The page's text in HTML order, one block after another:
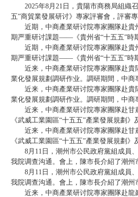
2025年8月21日，貴陽市商務局組織召
五”商貿業發展研讨》專家評審會，評審專
近期，中商產業研讨院專家團隊赴貴
期严重研讨課題——《貴州省“十五五”時
近期，中商產業研讨院專家團隊赴貴
期严重研讨課題——《貴州省“十五五”時
近来，中商產業研讨院專家團隊赴貴
業化發展規劃調研作业。調研期間，中商
近来，中商產業研讨院專家團隊赴貴
業化發展規劃調研作业。調研期間，中商
近来，中商產業研讨院專家團隊赴甘
《武威工業園區“十五五”產業發展規劃》
近来，中商產業研讨院專家團隊赴甘
《武威工業園區“十五五”產業發展規劃》
8月11日，潮州市公民政府黨組成員、
我院调查沟通。會上，陳市長介紹了潮州
8月11日，潮州市公民政府黨組成員、
我院调查沟通。會上，陳市長介紹了潮州
近来，中商產業研讨院專家團隊赴龍